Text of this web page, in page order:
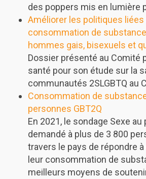
des poppers mis en lumière
Améliorer les politiques liées
consommation de
hommes gais, bisexuels et
Dossier présenté au Comité
santé pour son étude sur la
communautés 2SLGBTQ au
Consommation de
personnes GBT2Q
En 2021, le sondage Sexe au
demandé à plus de 3 800
travers le pays de répondre
leur consommation de
meilleurs moyens de